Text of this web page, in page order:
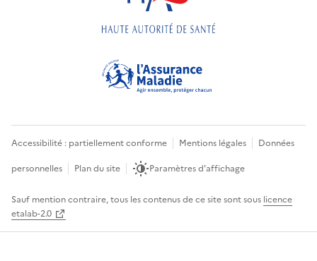
Accessibilité : partiellement conforme Mentions légales
Données
personnelles
Plan du site Paramètres d'affichage
Sauf mention contraire, tous les contenus de ce site sont sous licence
etalab-2.0